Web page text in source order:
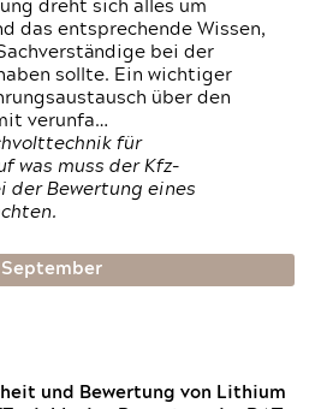
dreht sich alles um
das entsprechende Wissen,
bei der
sollte. Ein wichtiger
über den
verunfa…
für
was muss der Kfz-
der Bewertung eines
September
und Bewertung von Lithium